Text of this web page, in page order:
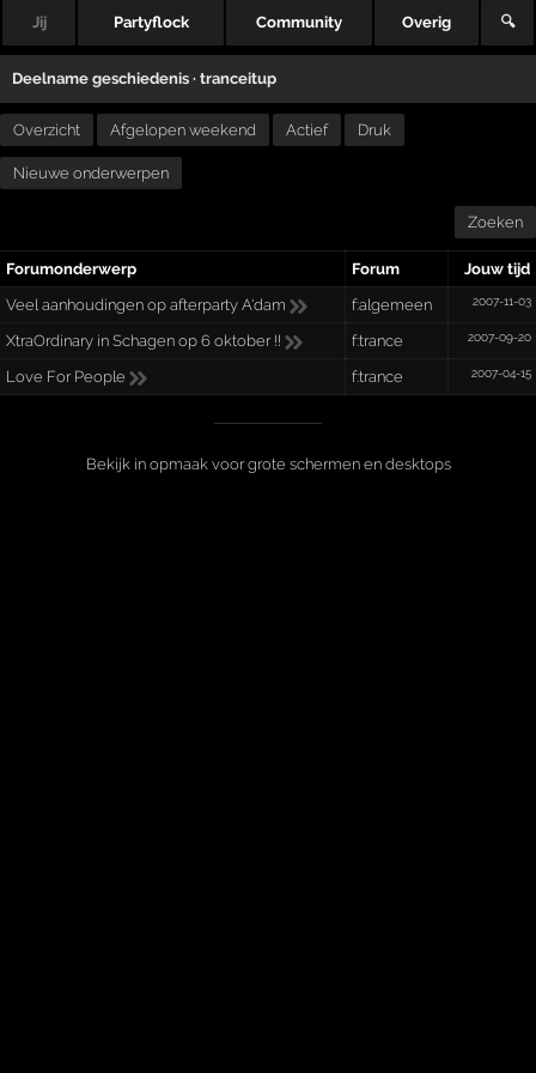
Jij Partyflock Community Overig 🔍
Deelname geschiedenis ·tranceitup
Overzicht Afgelopen weekend Actief Druk
Nieuwe onderwerpen
Zoeken
Forumonderwerp Forum
Jouw tijd
Veel aanhoudingen op afterparty A'dam
f:algemeen 2007-11-03
XtraOrdinary in Schagen op 6 oktober !! f:trance 2007-09-20
Love For People f:trance 2007-04-15
Bekijk in opmaak voor grote schermen en desktops